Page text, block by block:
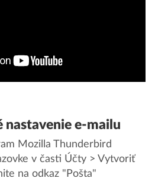
nastavenie e-mailu
Mozilla Thunderbird
v časti Účty > Vytvoriť
na odkaz "Pošta"